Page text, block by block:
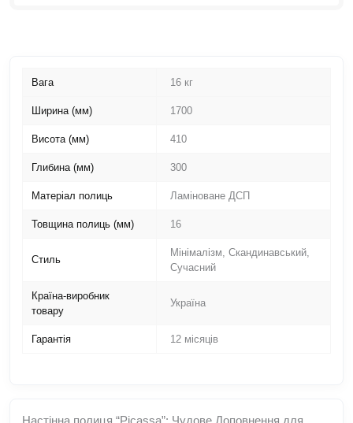
Вага 16 кг
Ширина (мм) 1700
Висота (мм) 410
Глибина (мм) 300
Матеріал полиць Ламіноване ДСП
Товщина полиць (мм) 16
Стиль
Мінімалізм, Скандинавський,
Сучасний
Країна-виробник
товару
Україна
Гарантія 12 місяців
Настінна полиця “Picassa”: Чудове Доповнення для